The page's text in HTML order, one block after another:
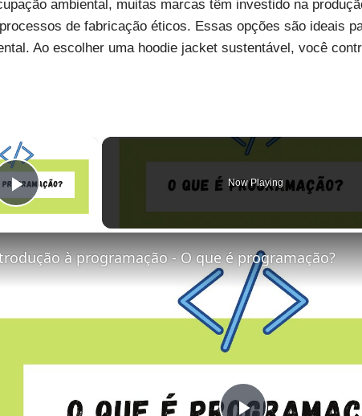
ambiental, muitas marcas têm investido na
de fabricação éticos. Essas opções são ideais
Ao escolher uma hoodie jacket sustentável, você
Play Video
Now Playing
à programação - O que é programação?